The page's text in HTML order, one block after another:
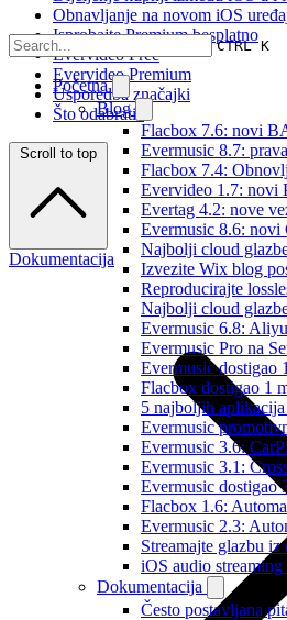
CTRL K
Početna
Blog
Flacbox 7.6: novi
Evermusic 8.7:
Flacbox 7.4:
Evervideo 1.7: novi
Evertag 4.2: nove
Evermusic 8.6: novi
Najbolji cloud
Izvezite Wix blog
Reproducirajte
Najbolji cloud
Evermusic 6.8:
Evermusic Pro na
Evermusic dostigao
Flacbox dostigao 1
5 najboljih
Evermusic
Evermusic 3.6:
Evermusic 3.1:
Evermusic dostigao
Flacbox 1.6:
Evermusic 2.3:
Streamajte glazbu
iOS audio
Dokumentacija
Često postavljana
Obnavljanje na novom iOS
Isprobajte Premium besplatno
Evervideo Free
Evervideo Premium
Usporedba značajki
Što odabrati?
Scroll to top
Dokumentacija